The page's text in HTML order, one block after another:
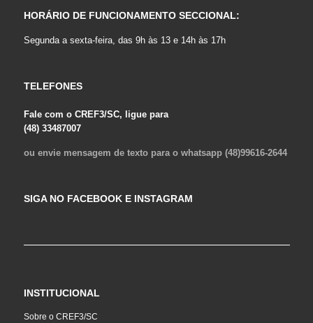
HORÁRIO DE FUNCIONAMENTO SECCIONAL:
Segunda a sexta-feira, das 9h às 13 e 14h às 17h
TELEFONES
Fale com o CREF3/SC, ligue para
(48) 33487007
ou envie mensagem de texto para o whatsapp (48)99616-2644
SIGA NO FACEBOOK E INSTAGRAM
INSTITUCIONAL
Sobre o CREF3/SC